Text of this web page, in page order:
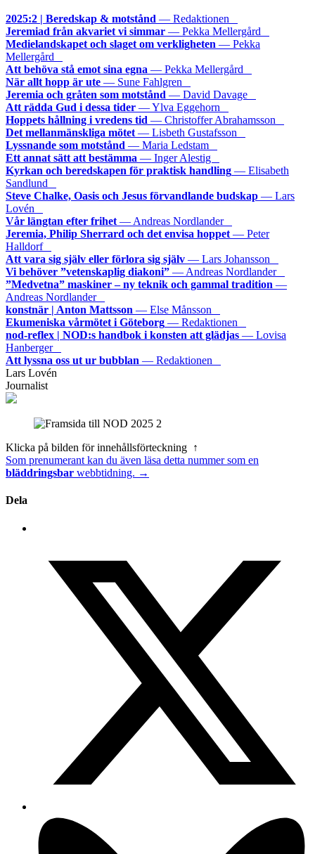
2025:2 | Beredskap & motstånd — Redaktionen
Jeremiad från akvariet vi simmar — Pekka Mellergård
Medielandskapet och slaget om verkligheten — Pekka
Mellergård
Att behöva stå emot sina egna — Pekka Mellergård
När allt hopp är ute — Sune Fahlgren
Jeremia och gråten som motstånd — David Davage
Att rädda Gud i dessa tider — Ylva Eggehorn
Hoppets hållning i vredens tid — Christoffer Abrahamsson
Det mellanmänskliga mötet — Lisbeth Gustafsson
Lyssnande som motstånd — Maria Ledstam
Ett annat sätt att bestämma — Inger Alestig
Kyrkan och beredskapen för praktisk handling — Elisabeth
Sandlund
Steve Chalke, Oasis och Jesus förvandlande budskap — Lars
Lovén
Vår längtan efter frihet — Andreas Nordlander
Jeremia, Philip Sherrard och det envisa hoppet — Peter
Halldorf
Att vara sig själv eller förlora sig själv — Lars Johansson
Vi behöver ”vetenskaplig diakoni” — Andreas Nordlander
”Medvetna” maskiner – ny teknik och gammal tradition —
Andreas Nordlander
konstnär | Anton Mattsson — Else Månsson
Ekumeniska vårmötet i Göteborg — Redaktionen
nod-reflex | NOD:s handbok i konsten att glädjas — Lovisa
Hanberger
Att lyssna oss ut ur bubblan — Redaktionen
Lars Lovén
Journalist
Klicka på bilden för innehållsförteckning ↑
Som prenumerant kan du även läsa detta nummer som en
bläddringsbar webbtidning. →
Dela